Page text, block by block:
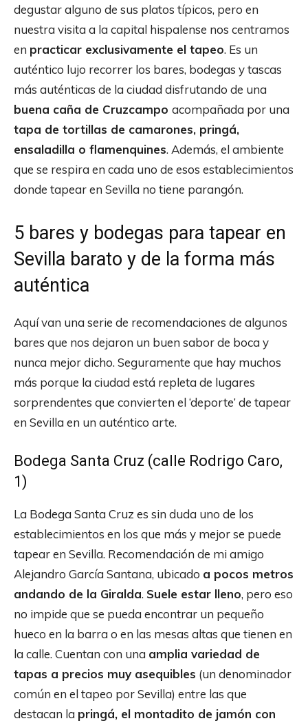
degustar alguno de sus platos típicos, pero en
nuestra visita a la capital hispalense nos centramos
en practicar exclusivamente el tapeo. Es un
auténtico lujo recorrer los bares, bodegas y tascas
más auténticas de la ciudad disfrutando de una
buena caña de Cruzcampo acompañada por una
tapa de tortillas de camarones, pringá,
ensaladilla o flamenquines. Además, el ambiente
que se respira en cada uno de esos establecimientos
donde tapear en Sevilla no tiene parangón.
5 bares y bodegas para tapear en
Sevilla barato y de la forma más
auténtica
Aquí van una serie de recomendaciones de algunos
bares que nos dejaron un buen sabor de boca y
nunca mejor dicho. Seguramente que hay muchos
más porque la ciudad está repleta de lugares
sorprendentes que convierten el ‘deporte’ de tapear
en Sevilla en un auténtico arte.
Bodega Santa Cruz (calle Rodrigo Caro,
1)
La Bodega Santa Cruz es sin duda uno de los
establecimientos en los que más y mejor se puede
tapear en Sevilla. Recomendación de mi amigo
Alejandro García Santana, ubicado a pocos metros
andando de la Giralda. Suele estar lleno, pero eso
no impide que se pueda encontrar un pequeño
hueco en la barra o en las mesas altas que tienen en
la calle. Cuentan con una amplia variedad de
tapas a precios muy asequibles (un denominador
común en el tapeo por Sevilla) entre las que
destacan la pringá, el montadito de jamón con